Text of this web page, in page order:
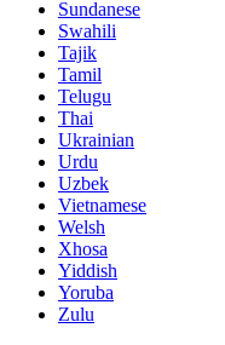
Sundanese
Swahili
Tajik
Tamil
Telugu
Thai
Ukrainian
Urdu
Uzbek
Vietnamese
Welsh
Xhosa
Yiddish
Yoruba
Zulu